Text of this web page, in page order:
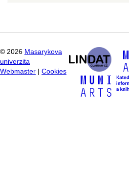
© 2026 Masarykova
univerzita
Webmaster
Cookies